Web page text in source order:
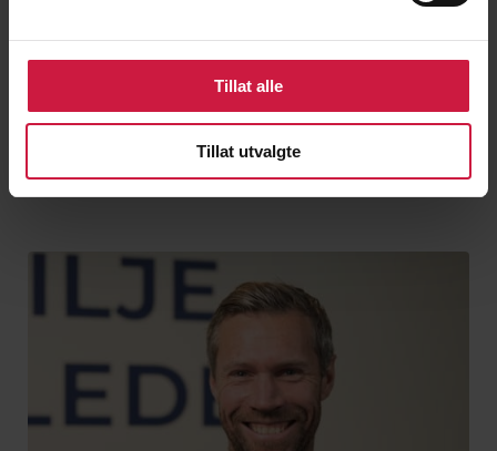
Tillat alle
Tillat utvalgte